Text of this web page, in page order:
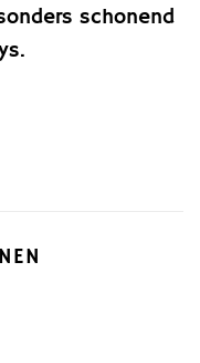
schonend